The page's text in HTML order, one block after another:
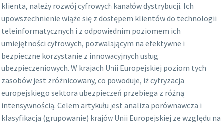
klienta, należy rozwój cyfrowych kanałów dystrybucji. Ich
upowszechnienie wiąże się z dostępem klientów do technologii
teleinformatycznych i z odpowiednim poziomem ich
umiejętności cyfrowych, pozwalającym na efektywne i
bezpieczne korzystanie z innowacyjnych usług
ubezpieczeniowych. W krajach Unii Europejskiej poziom tych
zasobów jest zróżnicowany, co powoduje, iż cyfryzacja
europejskiego sektora ubezpieczeń przebiega z różną
intensywnością. Celem artykułu jest analiza porównawcza i
klasyfikacja (grupowanie) krajów Unii Europejskiej ze względu na